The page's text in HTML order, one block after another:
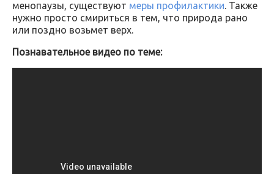
менопаузы, существуют меры профилактики . Также
нужно просто смириться в тем, что природа рано
или поздно возьмет верх.
Познавательное видео по теме: